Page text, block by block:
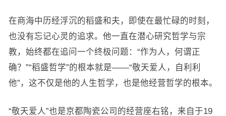
在商海中历经浮沉的稻盛和夫，即使在最忙碌的时刻，
也没有忘记心灵的追求。他一直在潜心研究哲学与宗
教，始终都在追问一个终极问题：“作为人，何谓正
确？”“稻盛哲学”的根本就是——“敬天爱人，自利利
他”，这不仅是他的人生哲学，也是他经营哲学的根本。
“敬天爱人”也是京都陶瓷公司的经营座右铭，来自于19